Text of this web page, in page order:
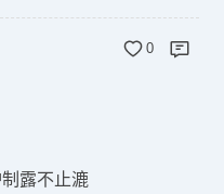
0
露不止漉